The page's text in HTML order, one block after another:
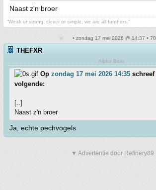
Naast z'n broer
“Weak or strong, clever or simple, we are all brothers.”
• zondag 17 mei 2026 @ 14:37 • 78
THEFXR
Alpha Bear
Op zondag 17 mei 2026 14:35 schreef
volgende:
[..]
Naast z'n broer
Ja, echte pechvogels
▼ Advertentie door Refinery89